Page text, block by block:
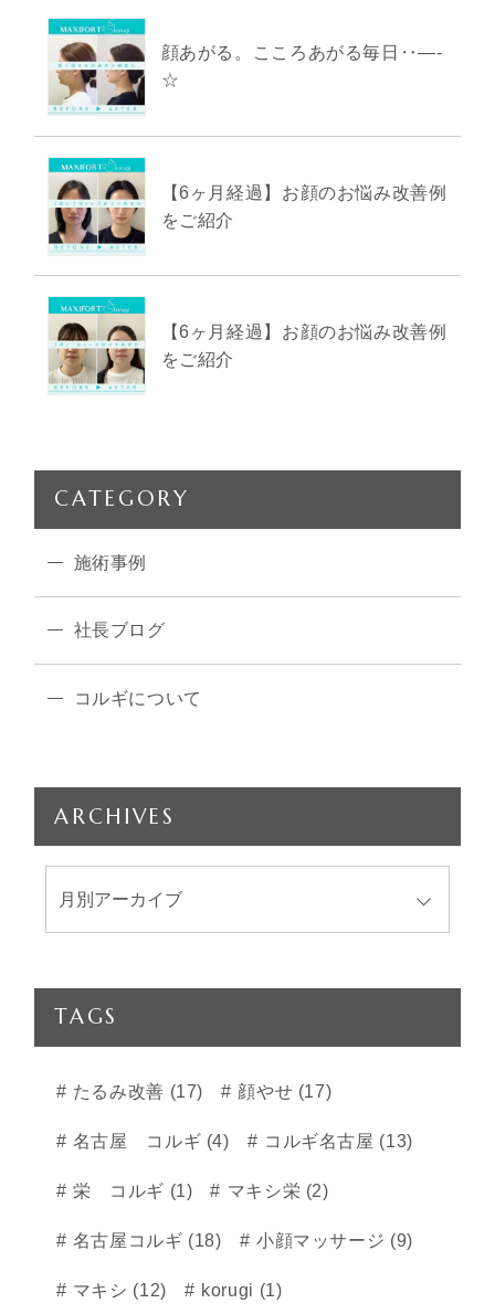
顔あがる。こころあがる毎日‥―-
☆
【6ヶ月経過】お顔のお悩み改善例
をご紹介
【6ヶ月経過】お顔のお悩み改善例
をご紹介
CATEGORY
施術事例
社長ブログ
コルギについて
ARCHIVES
TAGS
たるみ改善 (17) 顔やせ (17)
名古屋 コルギ (4) コルギ名古屋 (13)
栄 コルギ (1) マキシ栄 (2)
名古屋コルギ (18) 小顔マッサージ (9)
マキシ (12) korugi (1)